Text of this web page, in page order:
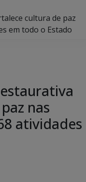
cultura de paz
em todo o Estado
nas
atividades